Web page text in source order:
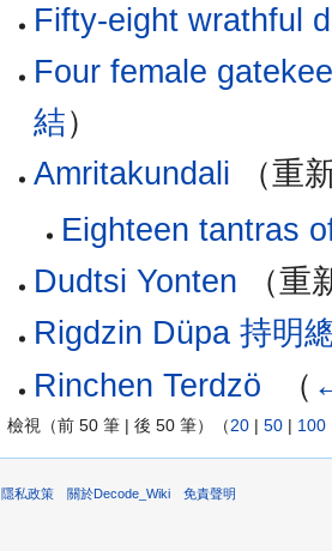
Fifty-eight wrathful
Four female
結）
Amritakundali （重
Eighteen tantras
Dudtsi Yonten （重
Rigdzin Düpa 持明
Rinchen Terdzö
（
檢視（前 50 筆 | 後 50 筆）（20 | 50 | 100
隱私政策 關於Decode_Wiki 免責聲明